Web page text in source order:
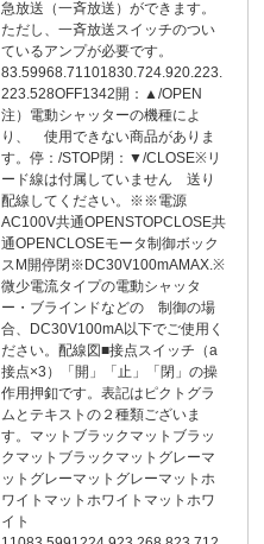
急放送（一斉放送）ができます。
ただし、一斉放送スイッチのつい
ているアンプが必要です。
83.59968.71101830.724.920.223.
223.528OFF1342開：▲/OPEN
注）電動シャッターの機種によ
り、 使用できない商品がありま
す。停：/STOP閉：▼/CLOSE※リ
ード線は付属していません 送り
配線してください。※※電源
AC100V共通OPENSTOPCLOSE共
通OPENCLOSEモータ制御ボック
スM開停閉※DC30V100mAMAX.※
微少電流タイプの電動シャッタ
ー・ブラインドなどの 制御の場
合、DC30V100mA以下でご使用く
ださい。配線図■接点スイッチ（a
接点×3）「開」「止」「閉」の操
作用押釦です。表記はピクトグラ
ムとテキストの２種類ございま
す。マットブラックマットブラッ
クマットブラックマットグレーマ
ットグレーマットグレーマットホ
ワイトマットホワイトマットホワ
イト